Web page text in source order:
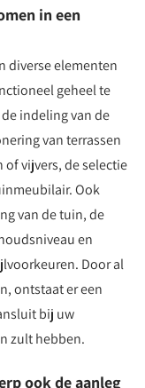
in een
diverse elementen
geheel te
indeling van de
van terrassen
vijvers, de selectie
Ook
van de tuin, de
en
Door al
ontstaat er een
bij uw
zult hebben.
ook de aanleg